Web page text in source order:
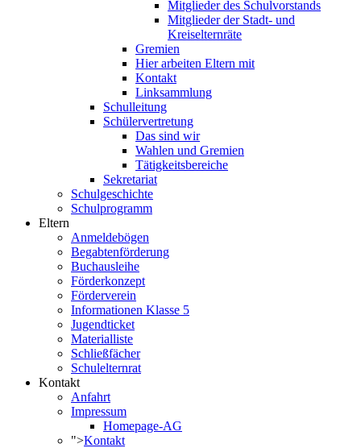
Mitglieder des Schulvorstands
Mitglieder der Stadt- und
Kreiselternräte
Gremien
Hier arbeiten Eltern mit
Kontakt
Linksammlung
Schulleitung
Schülervertretung
Das sind wir
Wahlen und Gremien
Tätigkeitsbereiche
Sekretariat
Schulgeschichte
Schulprogramm
Eltern
Anmeldebögen
Begabtenförderung
Buchausleihe
Förderkonzept
Förderverein
Informationen Klasse 5
Jugendticket
Materialliste
Schließfächer
Schulelternrat
Kontakt
Anfahrt
Impressum
Homepage-AG
">Kontakt